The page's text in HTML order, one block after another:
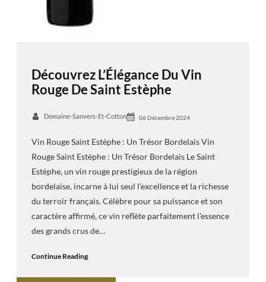
Découvrez L’Élégance Du Vin
Rouge De Saint Estèphe
Domaine-Sanvers-Et-Cotton 06 Décembre 2024
Vin Rouge Saint Estèphe : Un Trésor Bordelais Vin
Rouge Saint Estèphe : Un Trésor Bordelais Le Saint
Estèphe, un vin rouge prestigieux de la région
bordelaise, incarne à lui seul l’excellence et la richesse
du terroir français. Célèbre pour sa puissance et son
caractère affirmé, ce vin reflète parfaitement l’essence
des grands crus de…
Continue Reading